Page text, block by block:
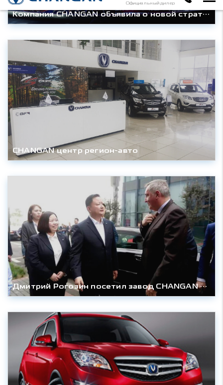
Официальный дилер
Компания CHANGAN объявила о новой стратегии: она планирует выпустить четыре отдельных бренда
CHANGAN центр регион-авто
Дмитрий Рогозин посетил завод CHANGAN в Китае